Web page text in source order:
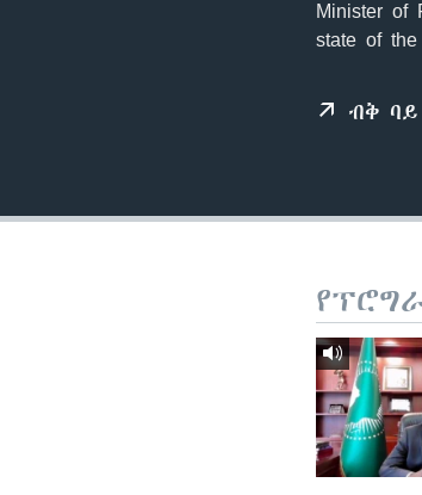
Minister of
state of
ብቅ